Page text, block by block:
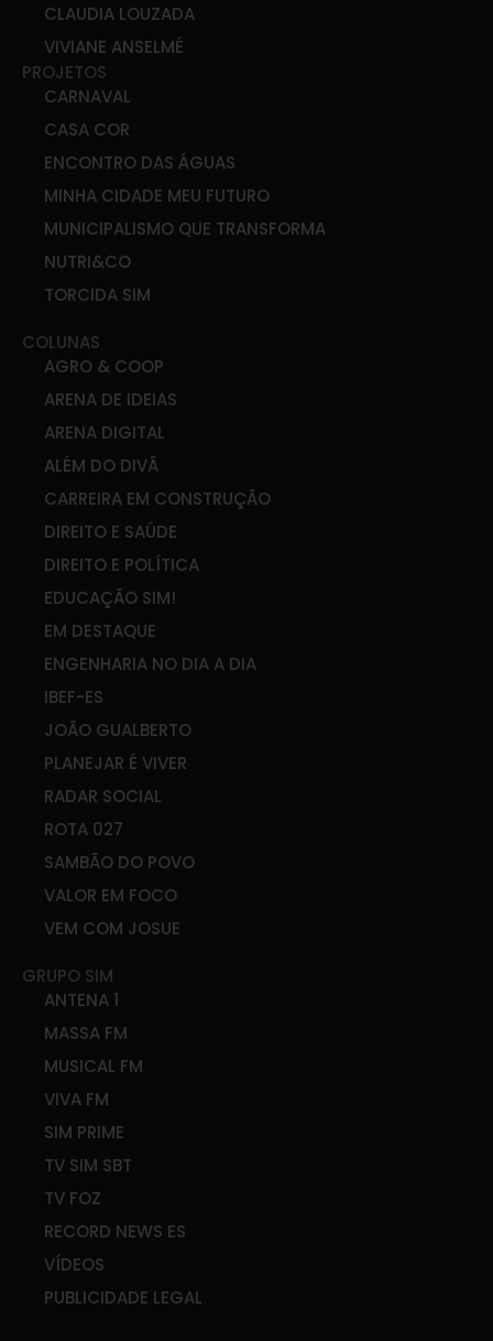
CLAUDIA LOUZADA
VIVIANE ANSELMÉ
PROJETOS
CARNAVAL
CASA COR
ENCONTRO DAS ÁGUAS
MINHA CIDADE MEU FUTURO
MUNICIPALISMO QUE TRANSFORMA
NUTRI&CO
TORCIDA SIM
COLUNAS
AGRO & COOP
ARENA DE IDEIAS
ARENA DIGITAL
ALÉM DO DIVÃ
CARREIRA EM CONSTRUÇÃO
DIREITO E SAÚDE
DIREITO E POLÍTICA
EDUCAÇÃO SIM!
EM DESTAQUE
ENGENHARIA NO DIA A DIA
IBEF-ES
JOÃO GUALBERTO
PLANEJAR É VIVER
RADAR SOCIAL
ROTA 027
SAMBÃO DO POVO
VALOR EM FOCO
VEM COM JOSUE
GRUPO SIM
ANTENA 1
MASSA FM
MUSICAL FM
VIVA FM
SIM PRIME
TV SIM SBT
TV FOZ
RECORD NEWS ES
VÍDEOS
PUBLICIDADE LEGAL